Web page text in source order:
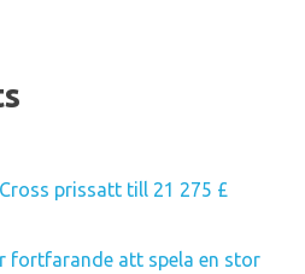
prissatt till 21 275 £
fortfarande att spela en stor